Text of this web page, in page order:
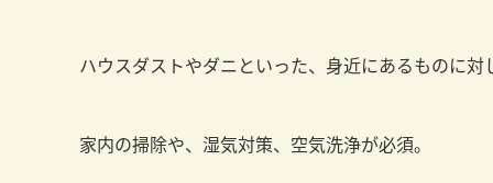
ハウスダストやダニといった、身近にあるものに
家内の掃除や、湿気対策、空気洗浄が必須。